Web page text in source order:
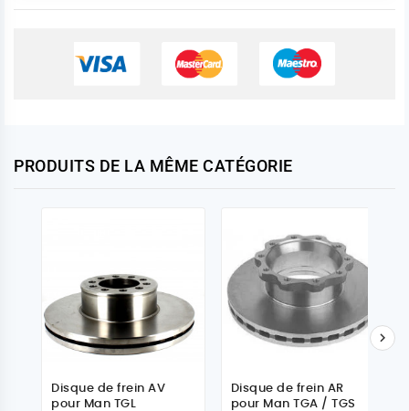
PRODUITS DE LA MÊME CATÉGORIE
Disque de frein AV
pour Man TGL
Disque de frein AR
pour Man TGA / TGS
